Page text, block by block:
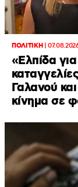
ΠΟΛΙΤΙΚΗ|
«Ελπίδα
Γαλανού
κίνημα σε